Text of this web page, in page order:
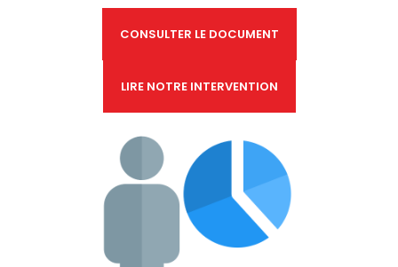
CONSULTER LE DOCUMENT
LIRE NOTRE INTERVENTION